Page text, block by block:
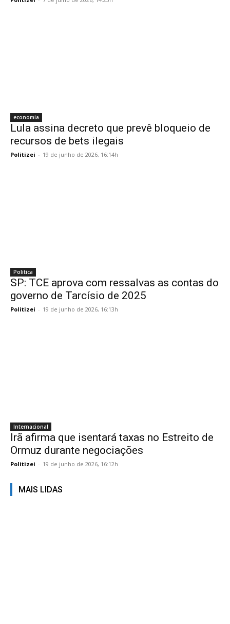
economia
Lula assina decreto que prevê bloqueio de
recursos de bets ilegais
Politizei - 19 de junho de 2026, 16:14h
Politica
SP: TCE aprova com ressalvas as contas do
governo de Tarcísio de 2025
Politizei - 19 de junho de 2026, 16:13h
Internacional
Irã afirma que isentará taxas no Estreito de
Ormuz durante negociações
Politizei - 19 de junho de 2026, 16:12h
MAIS LIDAS